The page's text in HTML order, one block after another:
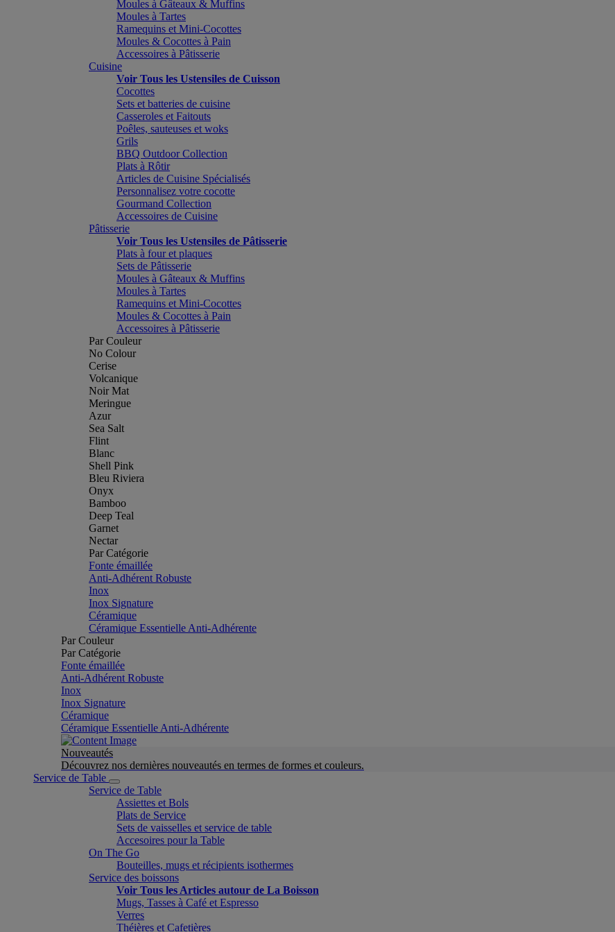
Moules à Gâteaux & Muffins
Moules à Tartes
Ramequins et Mini-Cocottes
Moules & Cocottes à Pain
Accessoires à Pâtisserie
Cuisine
Voir Tous les Ustensiles de Cuisson
Cocottes
Sets et batteries de cuisine
Casseroles et Faitouts
Poêles, sauteuses et woks
Grils
BBQ Outdoor Collection
Plats à Rôtir
Articles de Cuisine Spécialisés
Personnalisez votre cocotte
Gourmand Collection
Accessoires de Cuisine
Pâtisserie
Voir Tous les Ustensiles de Pâtisserie
Plats à four et plaques
Sets de Pâtisserie
Moules à Gâteaux & Muffins
Moules à Tartes
Ramequins et Mini-Cocottes
Moules & Cocottes à Pain
Accessoires à Pâtisserie
Par Couleur
No Colour
Cerise
Volcanique
Noir Mat
Meringue
Azur
Sea Salt
Flint
Blanc
Shell Pink
Bleu Riviera
Onyx
Bamboo
Deep Teal
Garnet
Nectar
Par Catégorie
Fonte émaillée
Anti-Adhérent Robuste
Inox
Inox Signature
Céramique
Céramique Essentielle Anti-Adhérente
Par Couleur
Par Catégorie
Fonte émaillée
Anti-Adhérent Robuste
Inox
Inox Signature
Céramique
Céramique Essentielle Anti-Adhérente
Nouveautés
Découvrez nos dernières nouveautés en termes de formes et couleurs.
Service de Table
Service de Table
Assiettes et Bols
Plats de Service
Sets de vaisselles et service de table
Accesoires pour la Table
On The Go
Bouteilles, mugs et récipients isothermes
Service des boissons
Voir Tous les Articles autour de La Boisson
Mugs, Tasses à Café et Espresso
Verres
Théières et Cafetières